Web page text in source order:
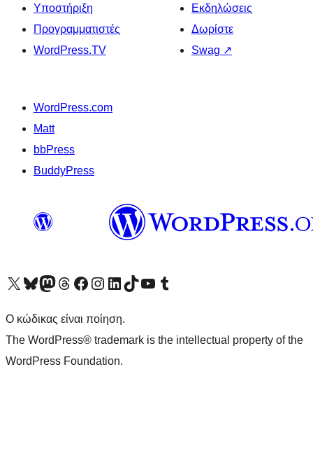
Υποστήριξη
Προγραμματιστές
WordPress.TV
Εκδηλώσεις
Δωρίστε
Swag ↗
WordPress.com
Matt
bbPress
BuddyPress
Visit our X (formerly Twitter) account
Visit our Bluesky account
Επισκεφθείτε τον λογαριασμό μας στο Mastodon
Visit our Threads account
Επισκεφτείτε τη σελίδα μας στο Facebook
Επισκεφθείτε τον λογαριασμό μας Instagram
Επισκεφθείτε τον λογαριασμό μας LinkedIn
Visit our TikTok account
Visit our YouTube channel
Visit our Tumblr account
Ο κώδικας είναι ποίηση.
The WordPress® trademark is the intellectual property of the
WordPress Foundation.